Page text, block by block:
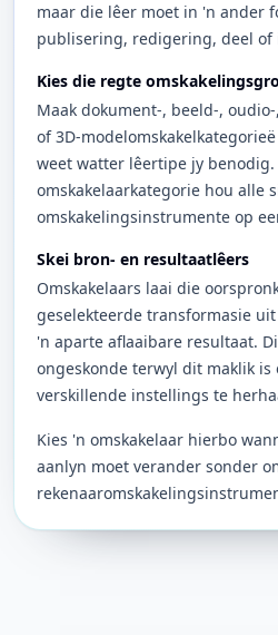
maar die lêer moet in 'n ander
publisering, redigering, deel of
Kies die regte
Maak dokument-, beeld-,
of 3D-
weet watter lêertipe jy
omskakelaarkategorie hou alle
omskakelingsinstrumente op
Skei bron- en resultaatlêers
Omskakelaars laai die
geselekteerde transformasie
'n aparte aflaaibare resultaat.
ongeskonde terwyl dit maklik
verskillende instellings te
Kies 'n omskakelaar hierbo
aanlyn moet verander sonder